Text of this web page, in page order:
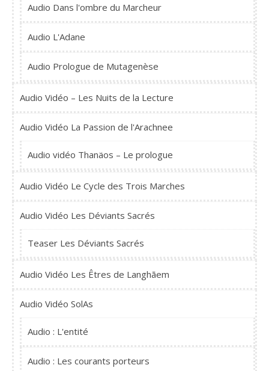
Audio Dans l'ombre du Marcheur
Audio L'Adane
Audio Prologue de Mutagenèse
Audio Vidéo – Les Nuits de la Lecture
Audio Vidéo La Passion de l'Arachnee
Audio vidéo Thanäos – Le prologue
Audio Vidéo Le Cycle des Trois Marches
Audio Vidéo Les Déviants Sacrés
Teaser Les Déviants Sacrés
Audio Vidéo Les Êtres de Langhãem
Audio Vidéo SolAs
Audio : L'entité
Audio : Les courants porteurs